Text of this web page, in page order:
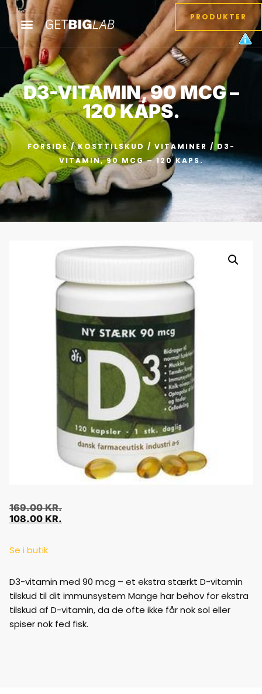
PRODUKTER
D3-VITAMIN, 90 MCG –
120 KAPS.
FORSIDE/KOSTTILSKUD / VITAMINER / D3-
VITAMIN, 90 MCG – 120 KAPS.
169.00KR.
108.00 KR.
Se i butik
D3-vitamin med 90 mcg – et ekstra stærkt D-vitamin
tilskud til dit immunsystem Mange har behov for ekstra
tilskud af D-vitamin, da de ofte ikke får nok sol eller
spiser nok fed fisk.